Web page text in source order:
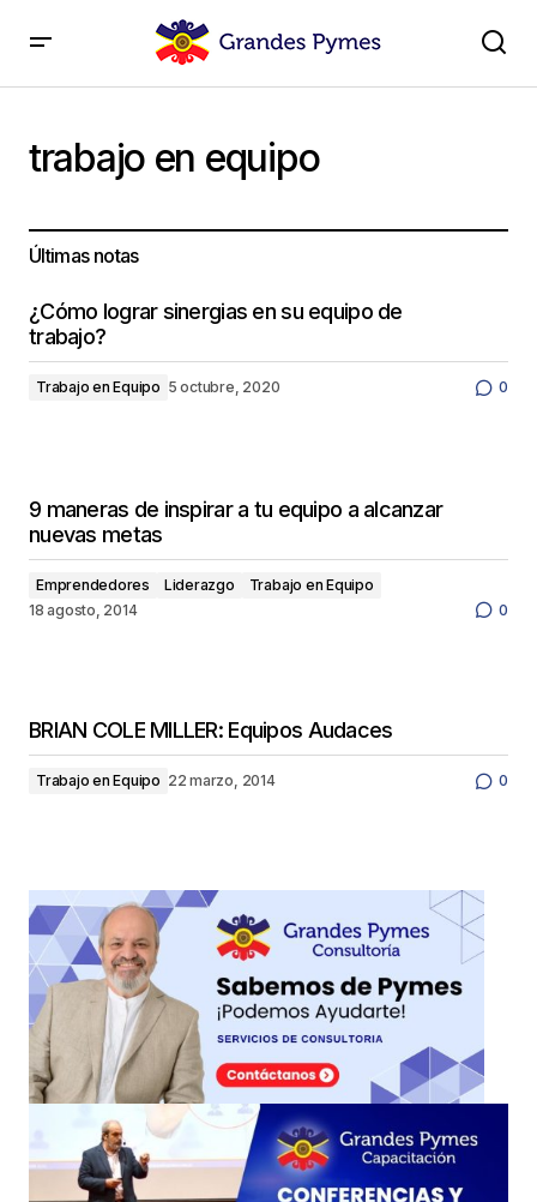
trabajo en equipo
Últimas notas
¿Cómo lograr sinergias en su equipo de
trabajo?
Trabajo en Equipo 5 octubre, 2020 0
9 maneras de inspirar a tu equipo a alcanzar
nuevas metas
Emprendedores Liderazgo
Trabajo en Equipo
18 agosto, 2014
0
BRIAN COLE MILLER: Equipos Audaces
Trabajo en Equipo 22 marzo, 2014 0